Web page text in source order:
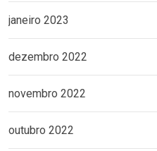
janeiro 2023
dezembro 2022
novembro 2022
outubro 2022